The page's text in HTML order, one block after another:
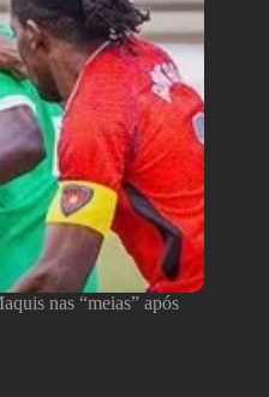
nas “meias” após